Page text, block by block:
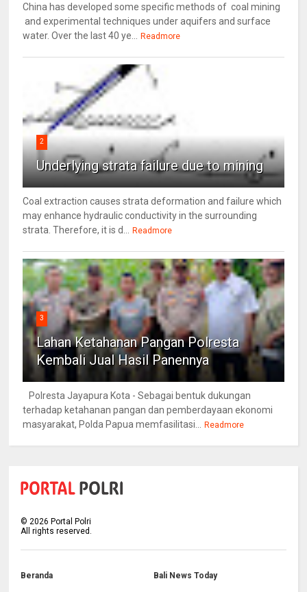
China has developed some specific methods of coal mining
and experimental techniques under aquifers and surface
water. Over the last 40 ye...
Readmore
2
Underlying strata failure due to mining
Coal extraction causes strata deformation and failure which
may enhance hydraulic conductivity in the surrounding
strata. Therefore, it is d...
Readmore
3
Lahan Ketahanan Pangan Polresta
Kembali Jual Hasil Panennya
Polresta Jayapura Kota - Sebagai bentuk dukungan
terhadap ketahanan pangan dan pemberdayaan ekonomi
masyarakat, Polda Papua memfasilitasi...
Readmore
© 2026 Portal Polri
All rights reserved.
Beranda Bali News Today